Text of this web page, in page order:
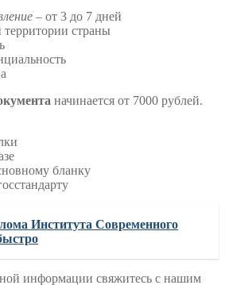
– от 3 до 7 дней
территории страны
начинается от 7000 рублей.
бланку
Института Современного
информации свяжитесь с нашим